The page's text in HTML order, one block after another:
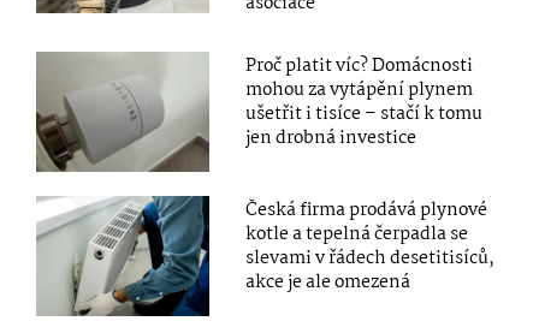
Proč platit víc? Domácnosti
mohou za vytápění plynem
ušetřit i tisíce – stačí k tomu
jen drobná investice
Česká firma prodává plynové
kotle a tepelná čerpadla se
slevami v řádech desetitisíců,
akce je ale omezená